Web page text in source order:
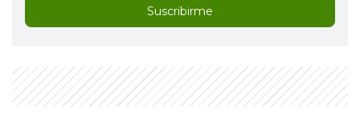
Suscribirme